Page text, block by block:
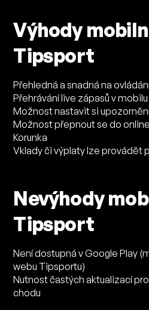
Výhody
Tipsport
Přehledná a snadná na
Přehrávání live zápasů v mobilu
Možnost nastavit si
Možnost přepnout se do
Korunka
Vklady či výplaty lze provádět
Nevýhody
Tipsport
Není dostupná v Google Play
webu Tipsportu)
Nutnost častých aktualizací
chodu